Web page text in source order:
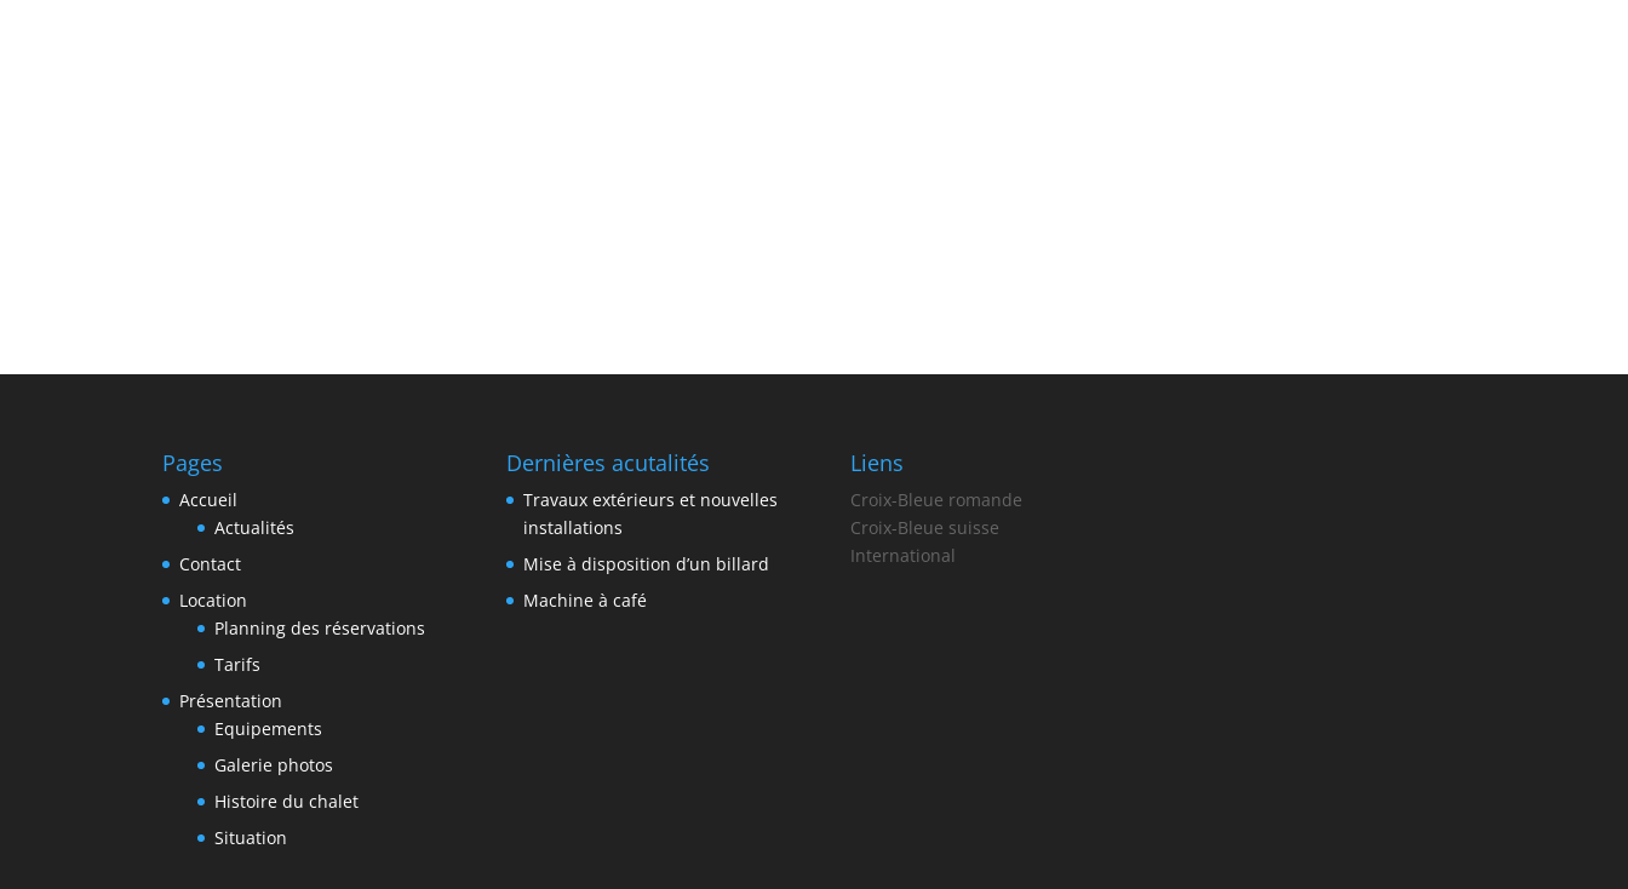
Pages
Accueil
Actualités
Contact
Location
Planning des réservations
Tarifs
Présentation
Equipements
Galerie photos
Histoire du chalet
Situation
Dernières acutalités
Travaux extérieurs et nouvelles
installations
Mise à disposition d’un billard
Machine à café
Liens
Croix-Bleue romande
Croix-Bleue suisse
International